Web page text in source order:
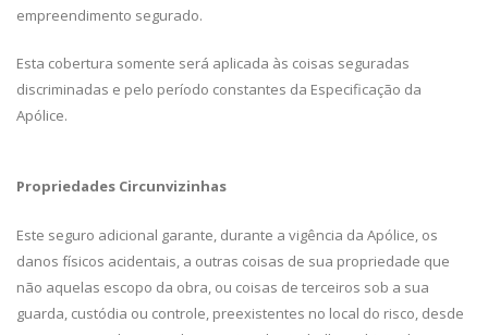
empreendimento segurado.
Esta cobertura somente será aplicada às coisas seguradas
discriminadas e pelo período constantes da Especificação da
Apólice.
Propriedades Circunvizinhas
Este seguro adicional garante, durante a vigência da Apólice, os
danos físicos acidentais, a outras coisas de sua propriedade que
não aquelas escopo da obra, ou coisas de terceiros sob a sua
guarda, custódia ou controle, preexistentes no local do risco, desde